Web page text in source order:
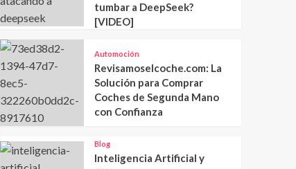
tumbar a DeepSeek?
[VIDEO]
Automoción
Revisamoselcoche.com: La
Solución para Comprar
Coches de Segunda Mano
con Confianza
Blog
Inteligencia Artificial y